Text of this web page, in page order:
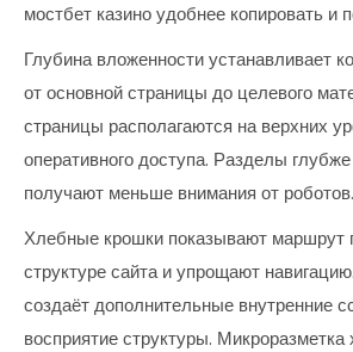
мостбет казино удобнее копировать и
Глубина вложенности устанавливает
от основной страницы до целевого
страницы располагаются на верхних
оперативного доступа. Разделы глубже
получают меньше внимания от роботов.
Хлебные крошки показывают маршрут
структуре сайта и упрощают
создаёт дополнительные внутренние
восприятие структуры.